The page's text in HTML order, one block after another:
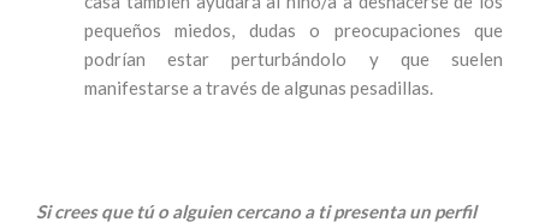
pequeños miedos, dudas o preocupaciones que
podrían estar perturbándolo y que suelen
manifestarse a través de algunas pesadillas.
Si crees que tú o alguien cercano a ti presenta un perfil